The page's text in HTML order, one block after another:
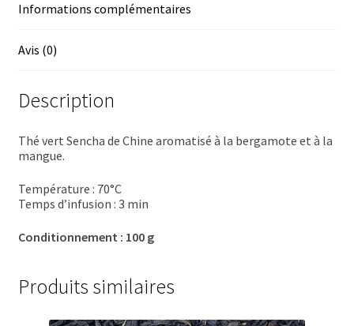
Mélanges pour cocktail
Rhums arrangés
Vodkas
Calendriers de l’Avent
Informations complémentaires
Avis (0)
Description
Thé vert Sencha de Chine aromatisé à la bergamote et à la
mangue.
Température : 70°C
Temps d’infusion : 3 min
Conditionnement : 100 g
Produits similaires